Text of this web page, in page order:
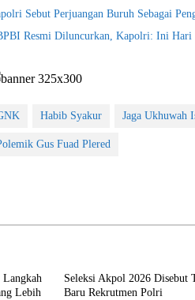
Sebut Perjuangan Buruh Sebagai
Resmi Diluncurkan, Kapolri: Ini Hari
Habib Syakur Jaga Ukhuwah
Gus Fuad Plered
Langkah
Lebih
Seleksi Akpol 2026 Disebut
Baru Rekrutmen Polri